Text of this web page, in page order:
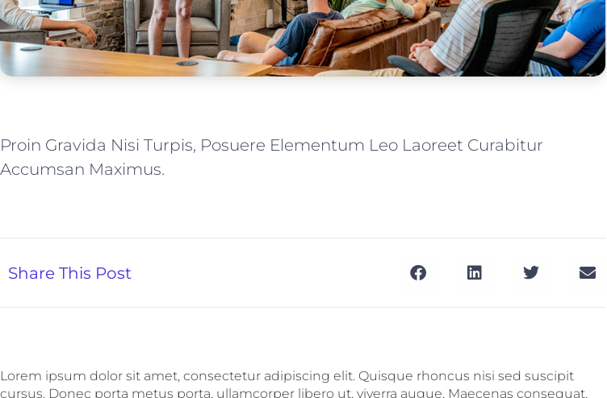
Proin Gravida Nisi Turpis, Posuere Elementum Leo Laoreet Curabitur
Accumsan Maximus.
Share This Post
Lorem ipsum dolor sit amet, consectetur adipiscing elit. Quisque rhoncus nisi sed suscipit
cursus. Donec porta metus porta, ullamcorper libero ut, viverra augue. Maecenas consequat,